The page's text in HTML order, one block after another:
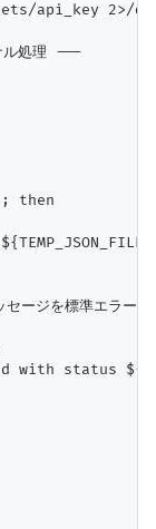
api_key 2>/
ル処理 ---
then
ージを標準エラー出
with status